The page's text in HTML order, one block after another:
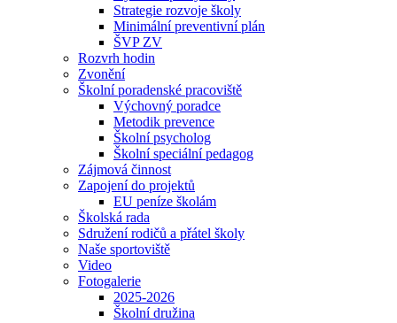
Strategie rozvoje školy
Minimální preventivní plán
ŠVP ZV
Rozvrh hodin
Zvonění
Školní poradenské pracoviště
Výchovný poradce
Metodik prevence
Školní psycholog
Školní speciální pedagog
Zájmová činnost
Zapojení do projektů
EU peníze školám
Školská rada
Sdružení rodičů a přátel školy
Naše sportoviště
Video
Fotogalerie
2025-2026
Školní družina